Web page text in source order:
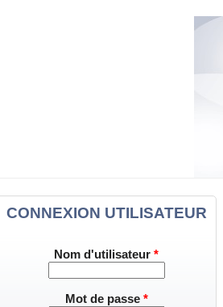
CONNEXION UTILISATEUR
Nom d'utilisateur*
Mot de passe *